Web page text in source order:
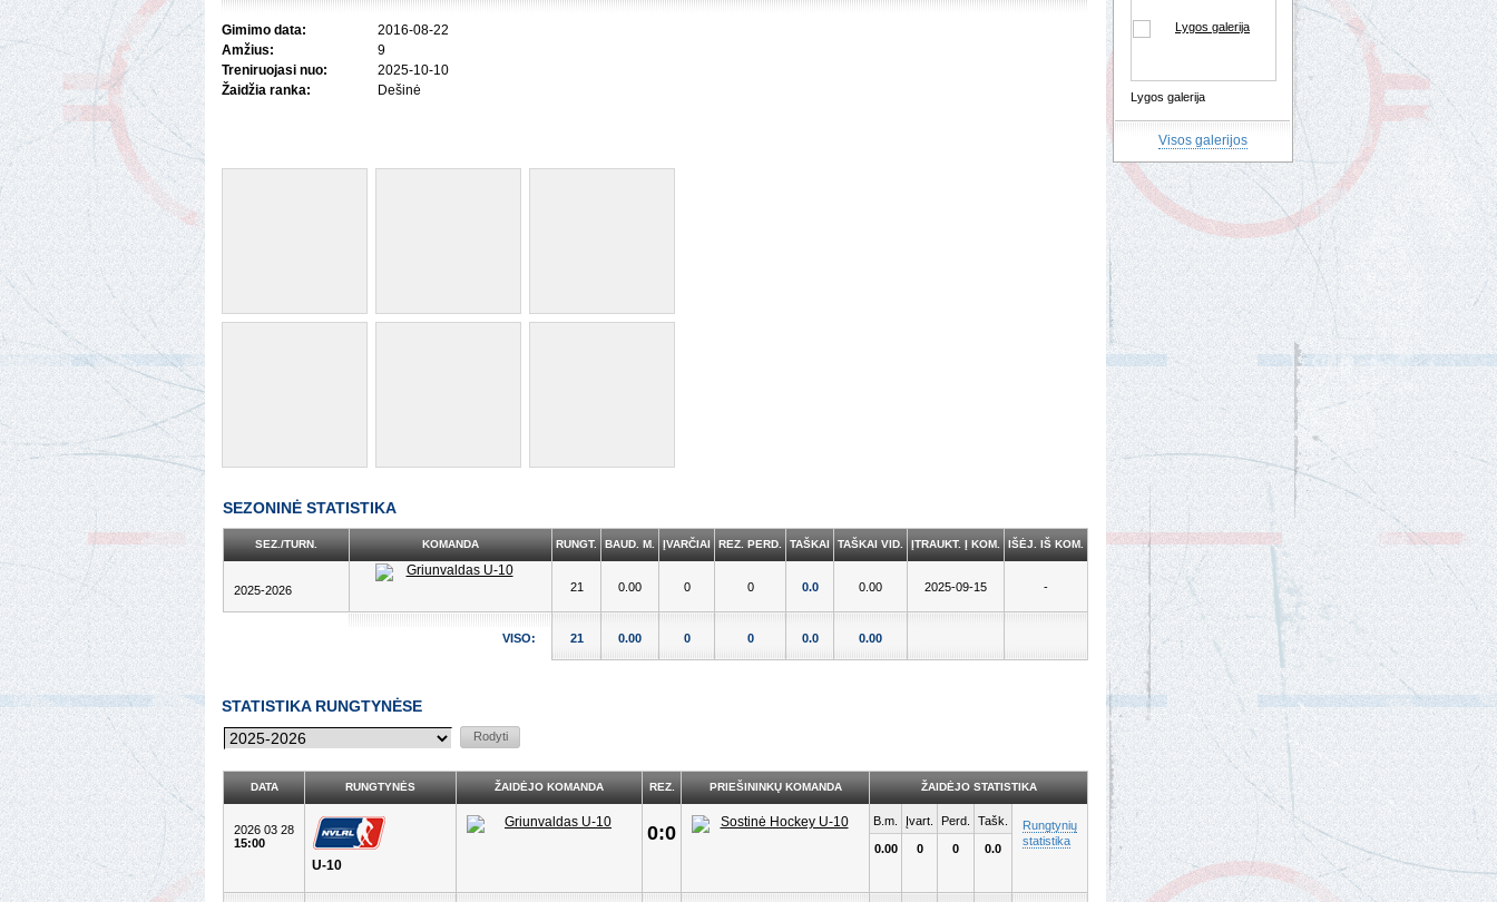
Gimimo data:
2016-08-22
Amžius:
9
Treniruojasi nuo:
2025-10-10
Žaidžia ranka:
Dešinė
SEZONINĖ STATISTIKA
SEZ./TURN. KOMANDA RUNGT. BAUD. M. ĮVARČIAI REZ. PERD. TAŠKAI TAŠKAI VID. ĮTRAUKT. Į KOM. IŠĖJ. IŠ KOM.
2025-2026 21 0.00 0 0 0.0 0.00 2025-09-15 -
VISO: 21 0.00 0 0 0.0 0.00
STATISTIKA RUNGTYNĖSE
DATA RUNGTYNĖS ŽAIDĖJO KOMANDA REZ. PRIEŠININKŲ KOMANDA ŽAIDĖJO STATISTIKA
2026 03 28
15:00
U-10
0:0
B.m.
0.00
Įvart.
0
Perd.
0
Tašk.
0.0
Rungtynių
statistika
Lygos galerija
Visos galerijos